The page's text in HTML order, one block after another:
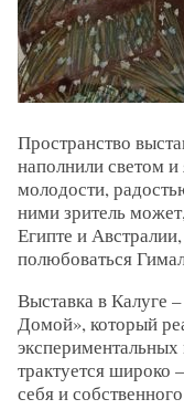
Пространство
наполнили светом
молодости,
ними зритель
Египте и
полюбоваться
Выставка в Калуге
Домой», который
трактуется широко
себя и